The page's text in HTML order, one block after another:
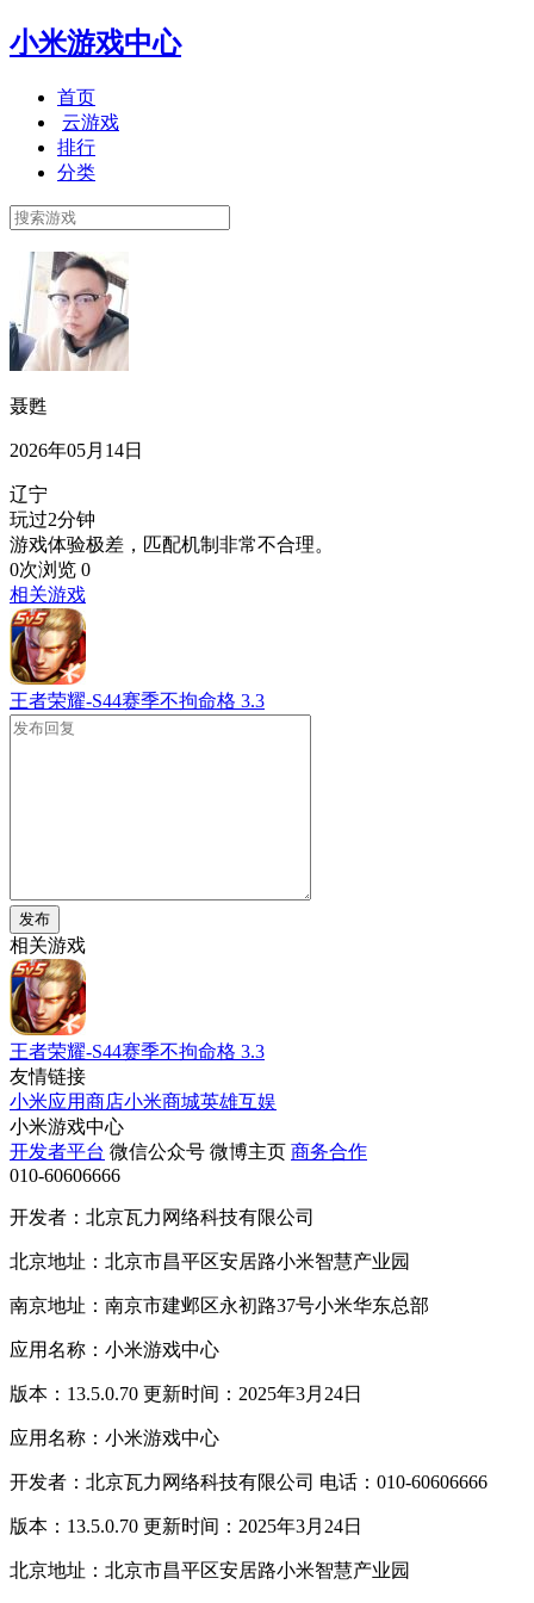
小米游戏中心
首页
云游戏
排行
分类
聂甦
2026年05月14日
辽宁
玩过2分钟
游戏体验极差，匹配机制非常不合理。
0次浏览 0
相关游戏
王者荣耀-S44赛季不拘命格 3.3
发布
相关游戏
王者荣耀-S44赛季不拘命格 3.3
友情链接
小米应用商店小米商城英雄互娱
小米游戏中心
开发者平台 微信公众号 微博主页 商务合作
010-60606666
开发者：北京瓦力网络科技有限公司
北京地址：北京市昌平区安居路小米智慧产业园
南京地址：南京市建邺区永初路37号小米华东总部
应用名称：小米游戏中心
版本：13.5.0.70 更新时间：2025年3月24日
应用名称：小米游戏中心
开发者：北京瓦力网络科技有限公司 电话：010-60606666
版本：13.5.0.70 更新时间：2025年3月24日
北京地址：北京市昌平区安居路小米智慧产业园